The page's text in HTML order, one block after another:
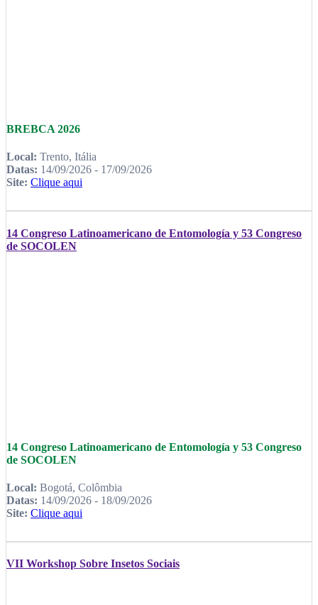
BREBCA 2026
Local: Trento, Itália
Datas: 14/09/2026 - 17/09/2026
Site: Clique aqui
14 Congreso Latinoamericano de Entomología y 53 Congreso
de SOCOLEN
14 Congreso Latinoamericano de Entomología y 53 Congreso
de SOCOLEN
Local: Bogotá, Colômbia
Datas: 14/09/2026 - 18/09/2026
Site: Clique aqui
VII Workshop Sobre Insetos Sociais